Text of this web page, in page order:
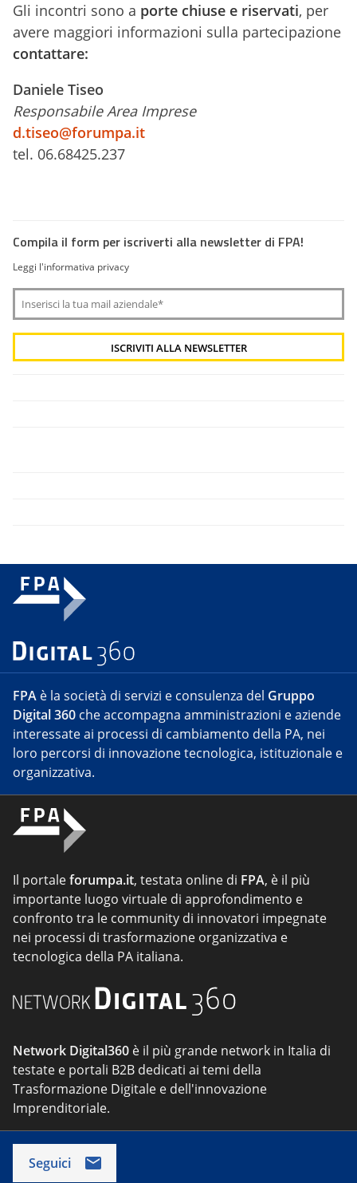
Gli incontri sono a porte chiuse e riservati, per
avere maggiori informazioni sulla partecipazione
contattare:
Daniele Tiseo
Responsabile Area Imprese
d.tiseo@forumpa.it
tel. 06.68425.237
Compila il form per iscriverti alla newsletter di FPA!
Leggi l'informativa privacy
FPA è la società di servizi e consulenza del Gruppo
Digital 360 che accompagna amministrazioni e aziende
interessate ai processi di cambiamento della PA, nei
loro percorsi di innovazione tecnologica, istituzionale e
organizzativa.
Il portaleforumpa.it, testata online di FPA, è il più
importante luogo virtuale di approfondimento e
confronto tra le community di innovatori impegnate
nei processi di trasformazione organizzativa e
tecnologica della PA italiana.
Network Digital360 è il più grande network in Italia di
testate e portali B2B dedicati ai temi della
Trasformazione Digitale e dell'innovazione
Imprenditoriale.
Seguici